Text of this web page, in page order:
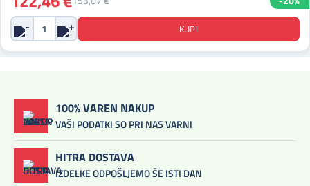
100% VAREN NAKUP
VAŠI PODATKI SO PRI NAS VARNI
HITRA DOSTAVA
IZDELKE ODPOŠLJEMO ŠE ISTI DAN